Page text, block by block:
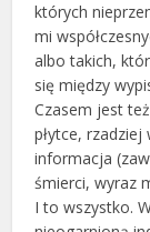
których
mi
albo takich,
się między
Czasem jest
płytce,
informacja
śmierci, wyraz
I to wszystko.